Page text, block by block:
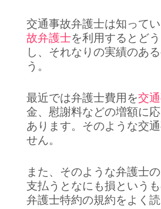
交通事故弁護士は知って
故弁護士を利用するとど
し、それなりの実績のあ
う。
最近では弁護士費用を交
金、慰謝料などの増額に
あります。そのような交
せん。
また、そのような弁護士
支払うとなにも損という
弁護士特約の規約をよく